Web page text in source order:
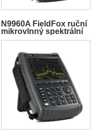
N9960A FieldFox ruční
mikrovlnný spektrální
analyzátor